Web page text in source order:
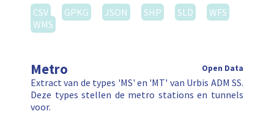
CSV
GPKG JSON SHP SLD
WFS
WMS
Metro Open Data
Extract van de types 'MS' en 'MT' van Urbis ADM SS.
Deze types stellen de metro stations en tunnels
voor.